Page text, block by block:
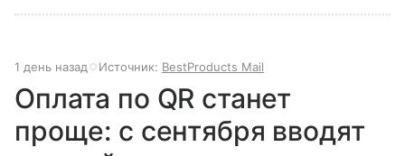
1 день назад Источник: BestProducts Mail
Оплата по QR станет
проще: с сентября вводят